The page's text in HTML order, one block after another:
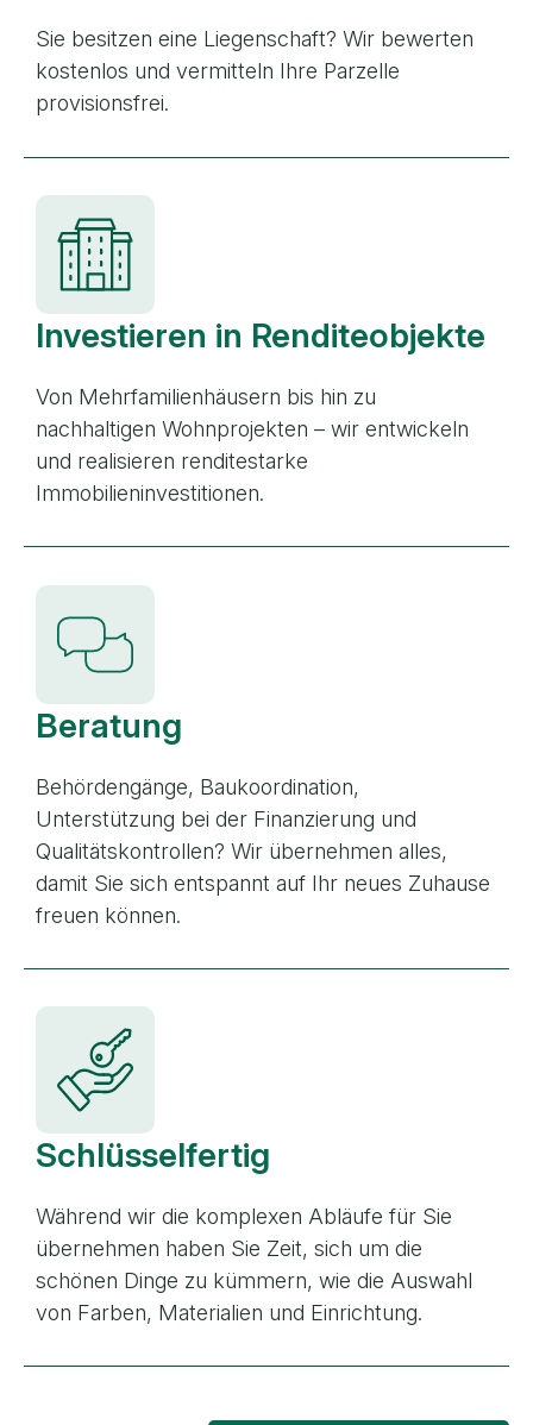
Sie besitzen eine Liegenschaft? Wir bewerten
kostenlos und vermitteln Ihre Parzelle
provisionsfrei.
Investieren in Renditeobjekte
Von Mehrfamilienhäusern bis hin zu
nachhaltigen Wohnprojekten – wir entwickeln
und realisieren renditestarke
Immobilieninvestitionen.
Beratung
Behördengänge, Baukoordination,
Unterstützung bei der Finanzierung und
Qualitätskontrollen? Wir übernehmen alles,
damit Sie sich entspannt auf Ihr neues Zuhause
freuen können.
Schlüsselfertig
Während wir die komplexen Abläufe für Sie
übernehmen haben Sie Zeit, sich um die
schönen Dinge zu kümmern, wie die Auswahl
von Farben, Materialien und Einrichtung.